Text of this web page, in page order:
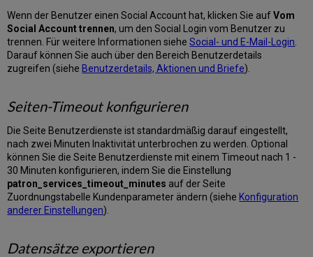
Wenn der Benutzer einen Social Account hat, klicken Sie aufVom
Social Account trennen, um den Social Login vom Benutzer zu
trennen. Für weitere Informationen sieheSocial- und E-Mail-Login
Darauf können Sie auch über den Bereich Benutzerdetails
zugreifen (siehe Benutzerdetails, Aktionen und Briefe).
Seiten-Timeout konfigurieren
Die Seite Benutzerdienste ist standardmäßig darauf eingestellt,
nach zwei Minuten Inaktivität unterbrochen zu werden. Optional
können Sie die Seite Benutzerdienste mit einem Timeout nach 1 -
30 Minuten konfigurieren, indem Sie die Einstellung
patron_services_timeout_minutes auf der Seite
Zuordnungstabelle Kundenparameter ändern (siehe Konfiguration
anderer Einstellungen).
Datensätze exportieren